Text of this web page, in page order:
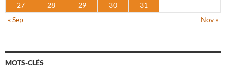
27
28 29 30
31
« Sep
Nov »
MOTS-CLÉS